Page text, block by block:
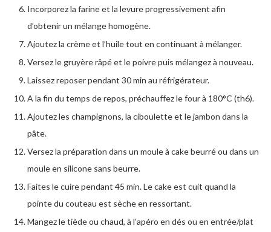
Incorporez la farine et la levure progressivement afin
d’obtenir un mélange homogène.
Ajoutez la crème et l’huile tout en continuant à mélanger.
Versez le gruyère râpé et le poivre puis mélangez à nouveau.
Laissez reposer pendant 30 min au réfrigérateur.
A la fin du temps de repos, préchauffez le four à 180°C (th6).
Ajoutez les champignons, la ciboulette et le jambon dans la
pâte.
Versez la préparation dans un moule à cake beurré ou dans un
moule en silicone sans beurre.
Faites le cuire pendant 45 min. Le cake est cuit quand la
pointe du couteau est sèche en ressortant.
Mangez le tiède ou chaud, à l’apéro en dés ou en entrée/plat